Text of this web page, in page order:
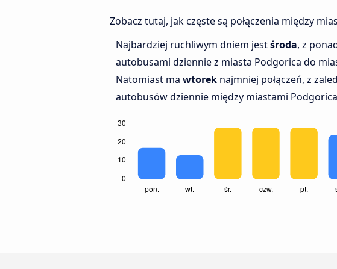
Zobacz tutaj, jak częste są połączenia między
Najbardziej ruchliwym dniem jestśroda, z
autobusami dziennie z miasta Podgorica do
Natomiast ma wtorek najmniej połączeń, z
autobusów dziennie między miastami Podgorica